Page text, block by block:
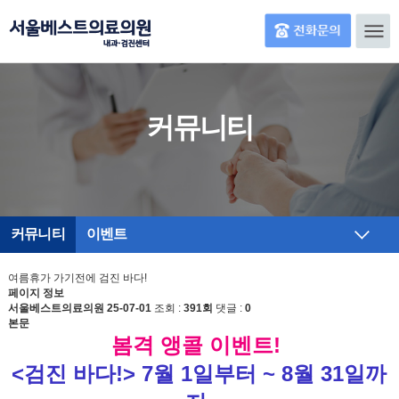
커뮤니티
커뮤니티 이벤트
여름휴가 가기전에 검진 바다!
페이지 정보
서울베스트의료의원 25-07-01조회 : 391회 댓글 : 0
본문
봄격 앵콜 이벤트!
<검진 바다!> 7월 1일부터 ~ 8월 31일까